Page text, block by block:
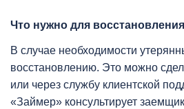
Что нужно для
В случае необходимости
восстановлению. Это можно
или через службу клиентской
«Займер» консультирует